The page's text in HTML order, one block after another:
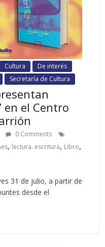
Cultura
De interés
Secretaría de Cultura
en el Centro
0 Comments
, lectura. escritura, Libro,
31 de julio, a partir de
desde el